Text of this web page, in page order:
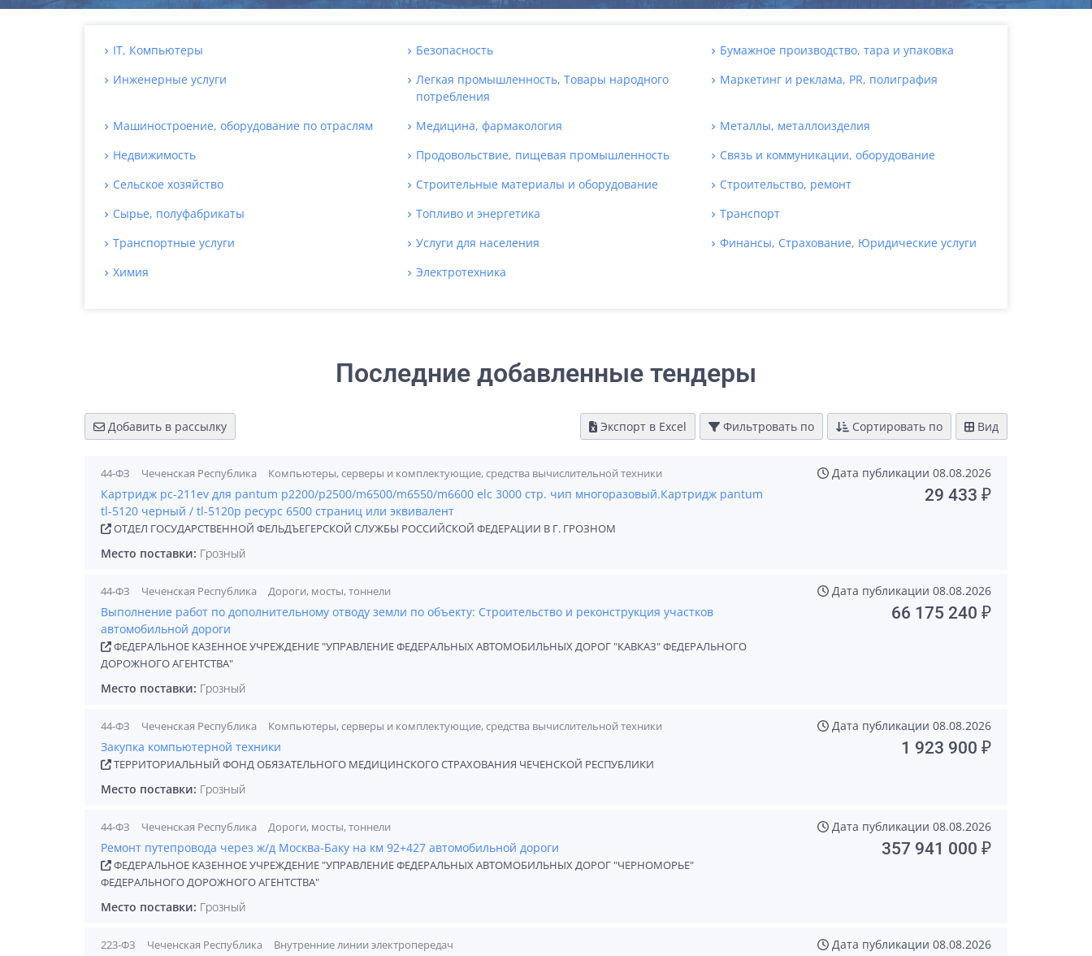
IT, Компьютеры Безопасность
Бумажное производство, тара и упаковка
Инженерные услуги
Легкая промышленность, Товары народного
потребления
Маркетинг и реклама, PR, полиграфия
Машиностроение, оборудование по отраслям Медицина, фармакология
Металлы, металлоизделия
Недвижимость
Продовольствие, пищевая промышленность
Связь и коммуникации, оборудование
Сельское хозяйство
Строительные материалы и оборудование
Строительство, ремонт
Сырье, полуфабрикаты
Топливо и энергетика
Транспорт
Транспортные услуги
Услуги для населения
Финансы, Страхование, Юридические услуги
Химия
Электротехника
Последние добавленные тендеры
Добавить в рассылку Экспорт в Excel Фильтровать по Сортировать по Вид
44-ФЗ Чеченская Республика Компьютеры, серверы и комплектующие, средства вычислительной техники Дата публикации 08.08.2026
Картридж pc-211ev для pantum p2200/p2500/m6500/m6550/m6600 elc 3000 стр. чип многоразовый.Картридж pantum
tl-5120 черный / tl-5120p ресурс 6500 страниц или эквивалент
ОТДЕЛ ГОСУДАРСТВЕННОЙ ФЕЛЬДЪЕГЕРСКОЙ СЛУЖБЫ РОССИЙСКОЙ ФЕДЕРАЦИИ В Г. ГРОЗНОМ
29 433 ₽
Место поставки: Грозный
44-ФЗ Чеченская Республика Дороги, мосты, тоннели Дата публикации 08.08.2026
Выполнение работ по дополнительному отводу земли по объекту: Строительство и реконструкция участков
автомобильной дороги
ФЕДЕРАЛЬНОЕ КАЗЕННОЕ УЧРЕЖДЕНИЕ "УПРАВЛЕНИЕ ФЕДЕРАЛЬНЫХ АВТОМОБИЛЬНЫХ ДОРОГ "КАВКАЗ" ФЕДЕРАЛЬНОГО
ДОРОЖНОГО АГЕНТСТВА"
66 175 240 ₽
Место поставки: Грозный
44-ФЗ Чеченская Республика Компьютеры, серверы и комплектующие, средства вычислительной техники Дата публикации 08.08.2026
Закупка компьютерной техники
ТЕРРИТОРИАЛЬНЫЙ ФОНД ОБЯЗАТЕЛЬНОГО МЕДИЦИНСКОГО СТРАХОВАНИЯ ЧЕЧЕНСКОЙ РЕСПУБЛИКИ
1 923 900 ₽
Место поставки: Грозный
44-ФЗ Чеченская Республика Дороги, мосты, тоннели Дата публикации 08.08.2026
Ремонт путепровода через ж/д Москва-Баку на км 92+427 автомобильной дороги
ФЕДЕРАЛЬНОЕ КАЗЕННОЕ УЧРЕЖДЕНИЕ "УПРАВЛЕНИЕ ФЕДЕРАЛЬНЫХ АВТОМОБИЛЬНЫХ ДОРОГ "ЧЕРНОМОРЬЕ"
ФЕДЕРАЛЬНОГО ДОРОЖНОГО АГЕНТСТВА"
357 941 000 ₽
Место поставки: Грозный
223-ФЗ Чеченская Республика Внутренние линии электропередач Дата публикации 08.08.2026